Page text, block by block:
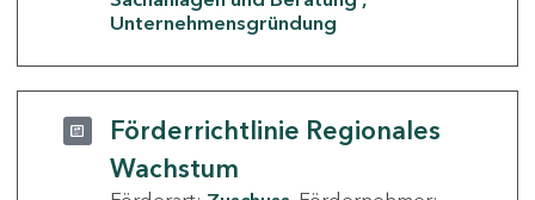
Unternehmensgründung
Förderrichtlinie Regionales
Wachstum